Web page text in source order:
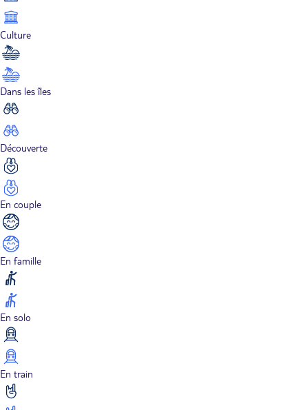
Culture
Dans les îles
Découverte
En couple
En famille
En solo
En train